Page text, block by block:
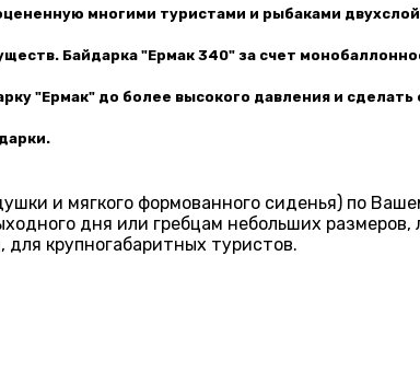
многими туристами и рыбаками
Байдарка "Ермак 340" за счет
"Ермак" до более высокого давления и сделать
.
и мягкого формованного сиденья) по
дня или гребцам небольших размеров,
крупногабаритных туристов.